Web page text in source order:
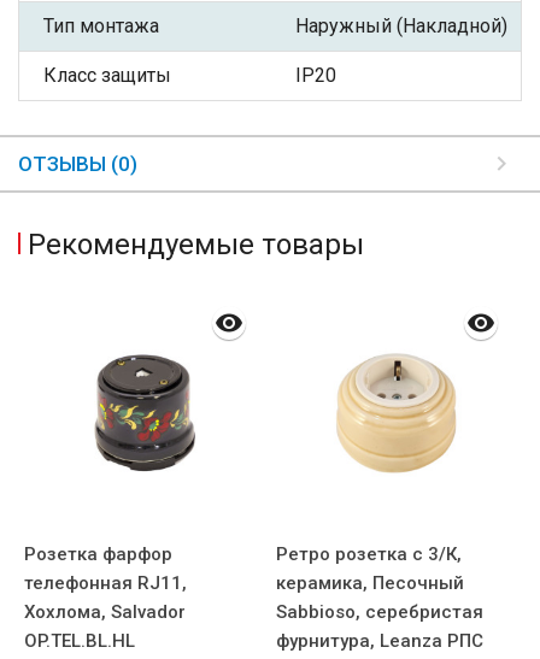
Тип монтажа Наружный (Накладной)
Класс защиты IP20
ОТЗЫВЫ (0)
Рекомендуемые товары
Розетка фарфор
телефонная RJ11,
Хохлома, Salvador
OP.TEL.BL.HL
Ретро розетка с 3/К,
керамика, Песочный
Sabbioso, серебристая
фурнитура, Leanza РПС